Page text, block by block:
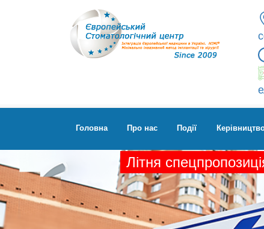
Головна Про нас Події
Літня